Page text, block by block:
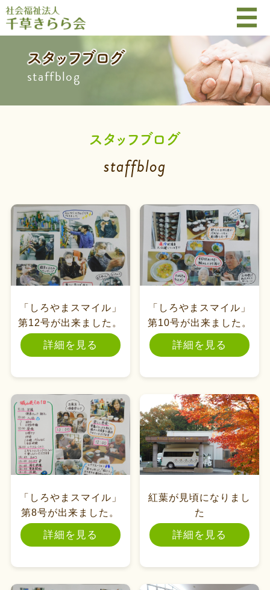
スタッフブログ
staffblog
スタッフブログ
staffblog
「しろやまスマイル」
第12号が出来ました。
詳細を見る
「しろやまスマイル」
第10号が出来ました。
詳細を見る
「しろやまスマイル」
第8号が出来ました。
詳細を見る
紅葉が見頃になりまし
た
詳細を見る